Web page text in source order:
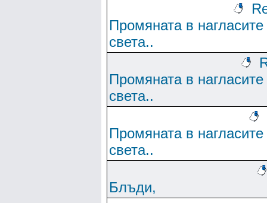
Промяната в
света..
Промяната в
света..
Промяната в
света..
Блъди,